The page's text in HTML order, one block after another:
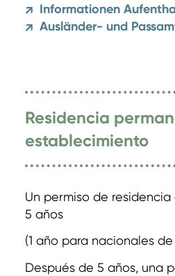
↗ Informationen
↗ Ausländer- und
Residencia
establecimiento
Un permiso de
5 años
(1 año para nacionales
Después de 5 años, una